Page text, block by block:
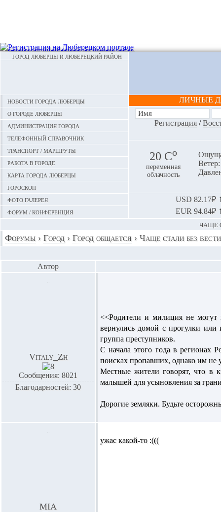
ГОРОД ЛЮБЕРЦЫ И ЛЮБЕРЕЦКИЙ РАЙОН
Новости города Люберцы
О городе Люберцы
Администрация города
Телефонный справочник
Транспорт / маршруты
Работа в городе
Карта города Люберцы
Гороскоп
Фото галерея
Форум / конференция
ЛИЧНЫЕ
Регистрация/
20 Сo
переменная
облачность
USD 82.17₽
EUR 94.84₽
ЧАЩЕ
Форумы › Город › Город общается › Чаще стали без
Автор
Vitaly_Zh
Сообщения: 8021
Благодарностей: 30
<<Родители и милиция не могут
вернулись домой с прогулки или
группа преступников.
С начала этого года в регионах
поисках пропавших, однако им не
Местные жители говорят, что в
малышей для усыновления за
Дорогие земляки. Будьте
MIA
ужас какой-то :(((